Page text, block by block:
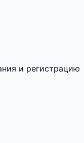
и регистрацию